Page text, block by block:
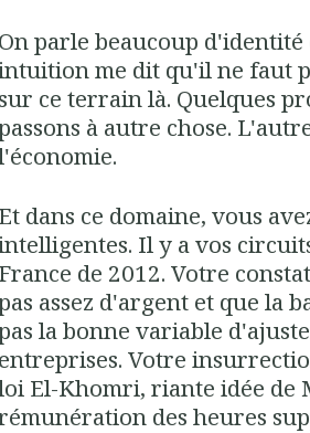
On parle beaucoup
me dit qu'il ne faut
ce terrain là. Quelques
à autre chose.
Et dans ce domaine, vous
Il y a vos
France de 2012. Votre
assez d'argent et que la
la bonne variable
entreprises. Votre
El-Khomri, riante idée de
des heures